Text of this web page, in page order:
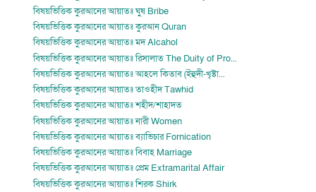
বিষয়ভিত্তিক কুরআনের আয়াতঃ ঘুষ Bribe
বিষয়ভিত্তিক কুরআনের আয়াতঃ কুরআন Quran
বিষয়ভিত্তিক কুরআনের আয়াতঃ মদ Alcahol
বিষয়ভিত্তিক কুরআনের আয়াতঃ রিসালাত The Duity of Pro...
বিষয়ভিত্তিক কুরআনের আয়াতঃ আহলে কিতাব (ইহুদী-খৃষ্টা...
বিষয়ভিত্তিক কুরআনের আয়াতঃ তাওহীদ Tawhid
বিষয়ভিত্তিক কুরআনের আয়াতঃ শহীদ/শাহাদত
বিষয়ভিত্তিক কুরআনের আয়াতঃ নারী Women
বিষয়ভিত্তিক কুরআনের আয়াতঃ ব্যাভিচার Fornication
বিষয়ভিত্তিক কুরআনের আয়াতঃ বিবাহ Marriage
বিষয়ভিত্তিক কুরআনের আয়াতঃ প্রেম Extramarital Affair
বিষয়ভিত্তিক কুরআনের আয়াতঃ শিরক Shirk